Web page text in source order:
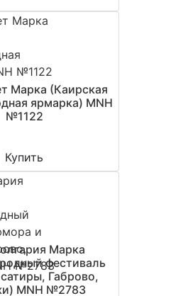
Марка (Каирская
ярмарка) MNH
№1122
Купить
Марка
фестиваль
Габрово,
MNH №2783